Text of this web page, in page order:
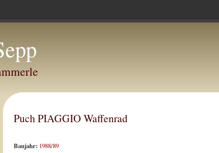
Puch PIAGGIO Waffenrad
Baujahr: 1988/89